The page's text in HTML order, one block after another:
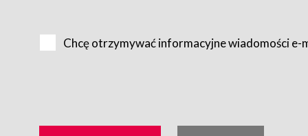
Usługobiorca przed rozpoczęciem korzystania z
utrwalenie i wydrukowanie.
Chcę otrzymywać informacyjne wiadomości e-